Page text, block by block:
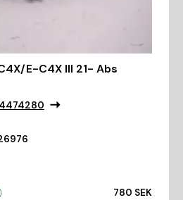
E-C4X III 21- Abs
780 SEK